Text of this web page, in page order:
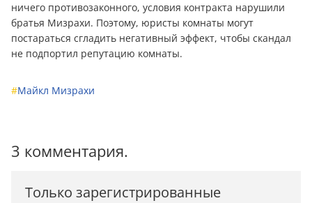
ничего противозаконного, условия контракта нарушили
братья Мизрахи. Поэтому, юристы комнаты могут
постараться сгладить негативный эффект, чтобы скандал
не подпортил репутацию комнаты.
#Майкл Мизрахи
3 комментария.
Только зарегистрированные